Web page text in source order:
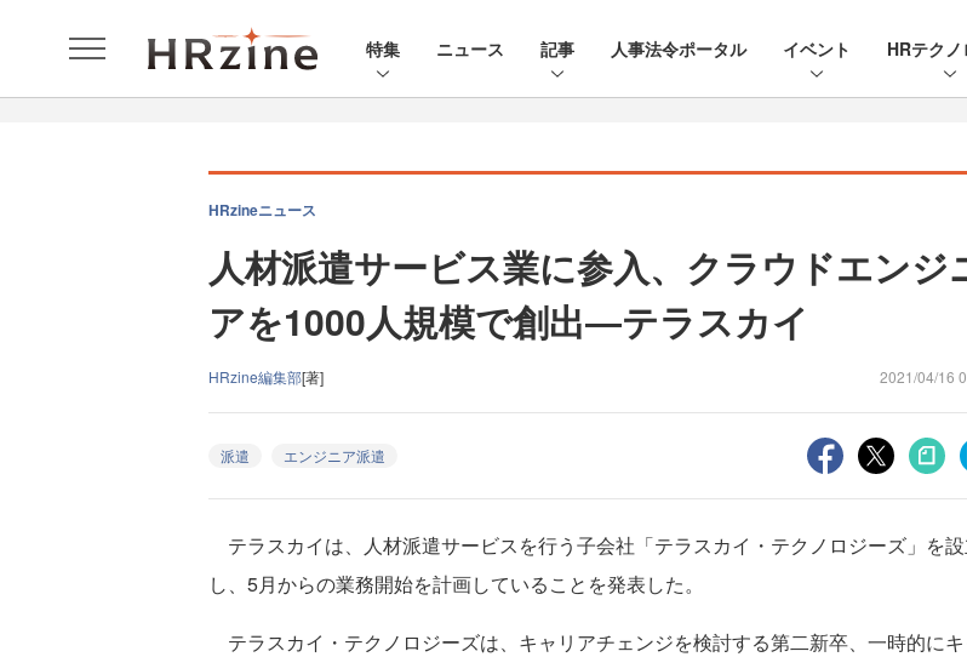
特集 ニュース 記事 人事法令ポータル イベント HRテク
HRzineニュース
人材派遣サービス業に参入、クラウドエンジ
アを1000人規模で創出―テラスカイ
HRzine編集部[著] 2021/04/16
派遣 エンジニア派遣
テラスカイは、人材派遣サービスを行う子会社「テラスカイ・テクノロジーズ」を
し、5月からの業務開始を計画していることを発表した。
テラスカイ・テクノロジーズは、キャリアチェンジを検討する第二新卒、一時的にキ